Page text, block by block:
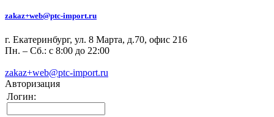
zakaz+web@ptc-import.ru
г. Екатеринбург, ул. 8 Марта, д.70, офис 216
Пн. – Сб.: с 8:00 до 22:00
zakaz+web@ptc-import.ru
Авторизация
Логин: